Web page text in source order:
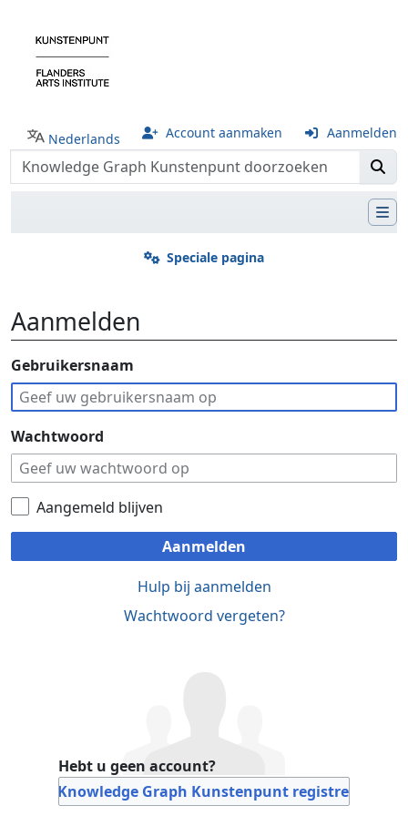
Nederlands Account aanmaken Aanmelden
Speciale pagina
Aanmelden
Ga naar:navigatie,
Gebruikersnaam
Wachtwoord
Aangemeld blijven
Aanmelden
Hulp bij aanmelden
Wachtwoord vergeten?
Hebt u geen account?
Bij Knowledge Graph Kunstenpunt registreren